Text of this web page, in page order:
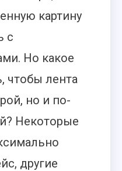
картину
с
Но какое
чтобы лента
но и по-
Некоторые
другие